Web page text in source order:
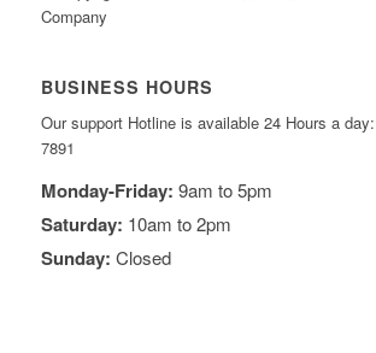
Company
BUSINESS HOURS
Our support Hotline is available 24 Hours a
7891
Monday-Friday: 9am to 5pm
Saturday: 10am to 2pm
Sunday: Closed